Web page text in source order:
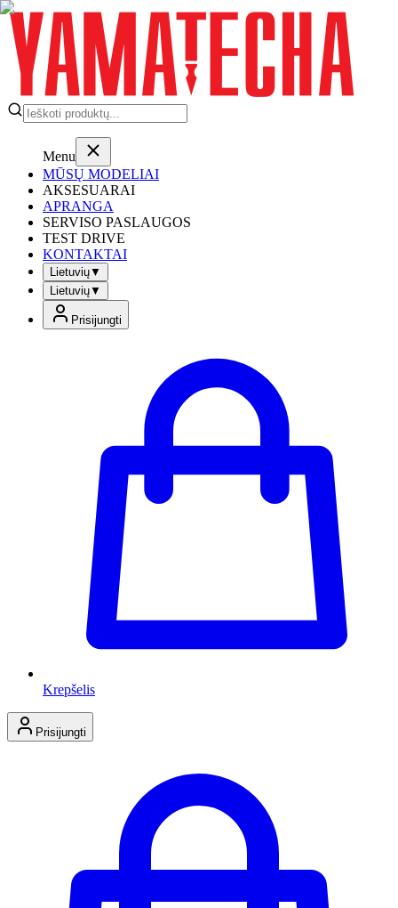
Menu
MŪSŲ MODELIAI
AKSESUARAI
APRANGA
SERVISO PASLAUGOS
TEST DRIVE
KONTAKTAI
Lietuvių▼
Lietuvių▼
Prisijungti
Krepšelis
Prisijungti